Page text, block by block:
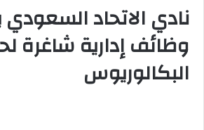
وظائف إدارية شاغرة
البكالوريوس